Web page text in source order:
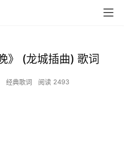
》 (龙城插曲) 歌词
经典歌词 阅读 2493